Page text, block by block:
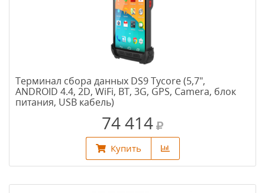
Терминал сбора данных DS9 Tycore (5,7",
ANDROID 4.4, 2D, WiFi, BT, 3G, GPS, Camera, блок
питания, USB кабель)
74 414
Купить